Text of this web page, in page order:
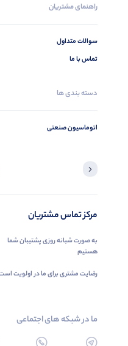
راهنمای مشتریان
سوالات متداول
تماس با ما
دسته بندی ها
اتوماسیون صنعتی
مرکز تماس مشتریان
به صورت شبانه روزی پشتیبان شما
هستیم
رضایت مشتری برای ما در اولویت
ما در شبکه های اجتماعی